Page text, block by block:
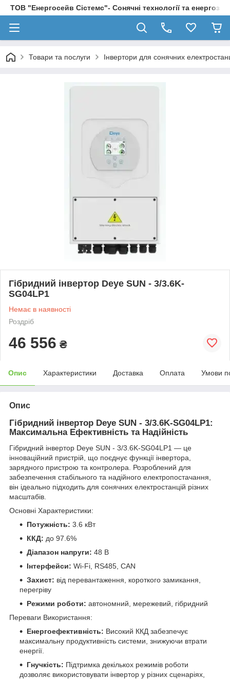
ТОВ "Енергосейв Сістемс"- Сонячні технології та
Товари та послуги Інвертори для сонячних
Гібридний інвертор Deye SUN - 3/3.6K-
SG04LP1
Немає в наявності
Роздріб
46 556 ₴
Опис Характеристики Доставка Оплата Умови
Опис
Гібридний інвертор Deye SUN - 3/3.6K-SG04LP1:
Максимальна Ефективність та Надійність
Гібридний інвертор Deye SUN - 3/3.6K-SG04LP1 — це
інноваційний пристрій, що поєднує функції інвертора,
зарядного пристрою та контролера. Розроблений для
забезпечення стабільного та надійного електропостачання,
він ідеально підходить для сонячних електростанцій різних
масштабів.
Основні Характеристики:
Потужність: 3.6 кВт
ККД: до 97.6%
Діапазон напруги: 48 В
Інтерфейси: Wi-Fi, RS485, CAN
Захист: від перевантаження, короткого замикання,
перегріву
Режими роботи: автономний, мережевий, гібридний
Переваги Використання:
Енергоефективність: Високий ККД забезпечує
максимальну продуктивність системи, знижуючи втрати
енергії.
Гнучкість: Підтримка декількох режимів роботи
дозволяє використовувати інвертор у різних сценаріях,